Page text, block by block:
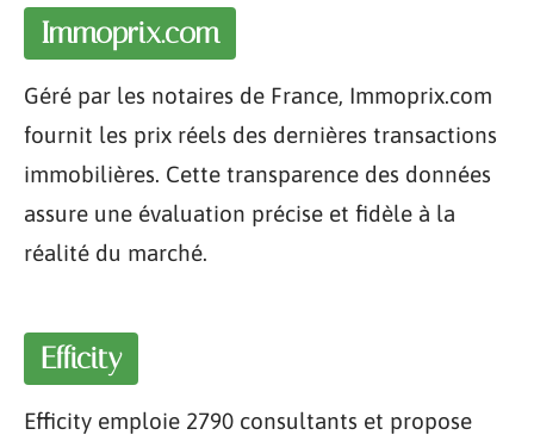
Immoprix.com
Géré par les notaires de France, Immoprix.com
fournit les prix réels des dernières transactions
immobilières. Cette transparence des données
assure une évaluation précise et fidèle à la
réalité du marché.
Efficity
Efficity emploie 2790 consultants et propose